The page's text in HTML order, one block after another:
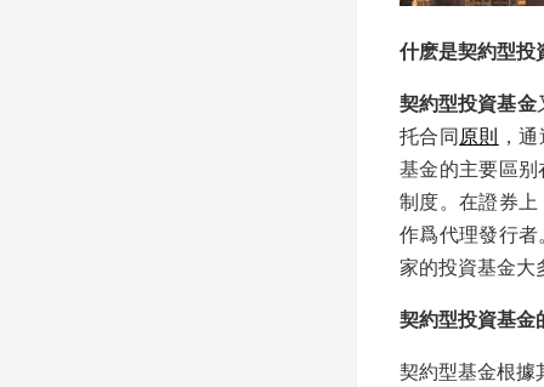
什麽是契約型投
契約型投資基金
托合同原則 ，
基金的主要區
制度。在證券
作爲代理發行
家的投資基金大
契約型投資基金
契約型基金根據